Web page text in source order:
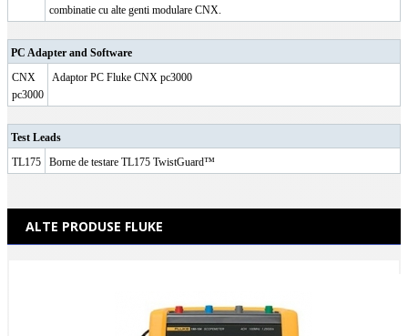
combinatie cu alte genti modulare CNX.
PC Adapter and Software
CNX
pc3000
Adaptor PC Fluke CNX pc3000
Test Leads
TL175
Borne de testare TL175 TwistGuard™
ALTE PRODUSE FLUKE